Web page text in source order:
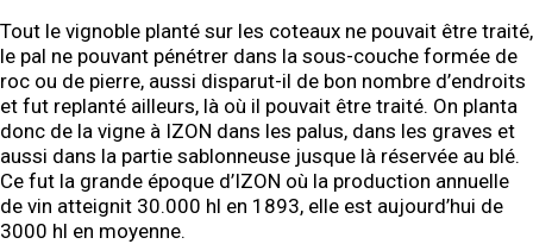
Tout le vignoble planté sur les coteaux ne pouvait être traité,
le pal ne pouvant pénétrer dans la sous-couche formée de
roc ou de pierre, aussi disparut-il de bon nombre d’endroits
et fut replanté ailleurs, là où il pouvait être traité. On planta
donc de la vigne à IZON dans les palus, dans les graves et
aussi dans la partie sablonneuse jusque là réservée au blé.
Ce fut la grande époque d’IZON où la production annuelle
de vin atteignit 30.000 hl en 1893, elle est aujourd’hui de
3000 hl en moyenne.